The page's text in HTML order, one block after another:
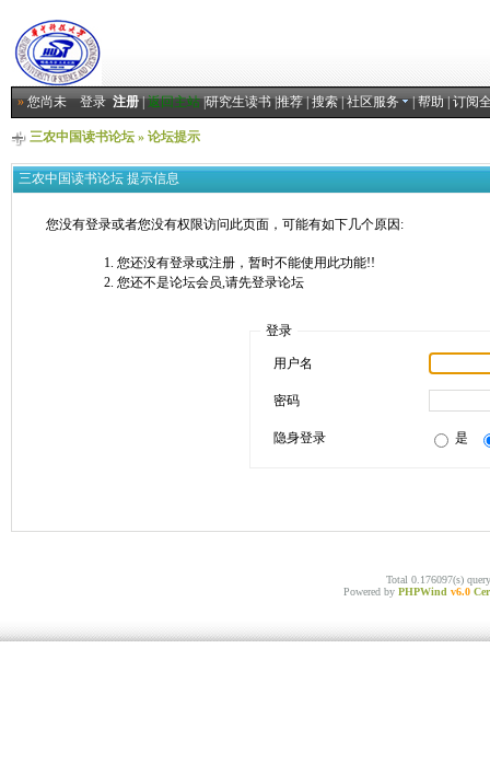
»您尚未登录 注册|返回主站|研究生读书|推荐|搜索|社区服务 |帮助|订阅
三农中国读书论坛» 论坛提示
三农中国读书论坛 提示信息
您没有登录或者您没有权限访问此页面，可能有如下几个原因:
您还没有登录或注册，暂时不能使用此功能!!
您还不是论坛会员,请先登录论坛
登录
用户名
密码
隐身登录 是
Total 0.176097(s)
Powered by PHPWind v6.0